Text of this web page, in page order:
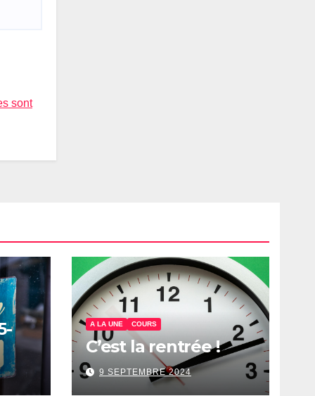
sont
A LA UNE COURS
C’est la rentrée !
9 SEPTEMBRE 2024